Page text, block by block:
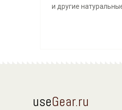
и другие
useGear.ru